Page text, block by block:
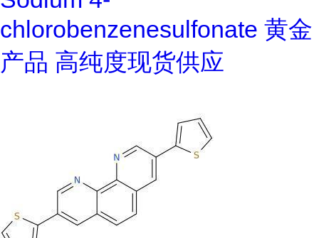
chlorobenzenesulfonate 黄金
产品 高纯度现货供应